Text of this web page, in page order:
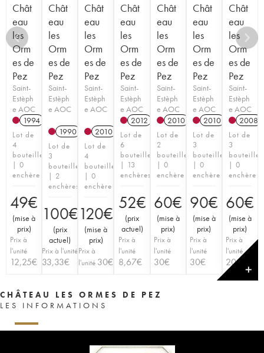
Chât
eau
les
Orm
es de
Pez
Saint-
Estèph
e AOC
1994
Lot de
4
bouteilles
| 0
enchère
49€
(mise à
prix)
Prix à
l'unité
12,25€
Chât
eau
les
Orm
es de
Pez
Saint-
Estèph
e AOC
1990
Lot de
3
bouteilles
| 2
enchères
100€
(prix
actuel)
Prix à l'unité
33,33€
Chât
eau
les
Orm
es de
Pez
Saint-
Estèph
e AOC
2010
Lot de
4
bouteilles
| 0
enchère
120€
(mise à
prix)
Prix à
l'unité 30€
Chât
eau
les
Orm
es de
Pez
Saint-
Estèph
e AOC
2012
Lot de
6
bouteilles
| 13
enchères
52€
(prix
actuel)
Prix à
l'unité
8,67€
Chât
eau
les
Orm
es de
Pez
Saint-
Estèph
e AOC
2010
Lot de
2
bouteilles
| 0
enchère
60€
(mise à
prix)
Prix à
l'unité
30€
Chât
eau
les
Orm
es de
Pez
Saint-
Estèph
e AOC
2010
Lot de
3
bouteilles
| 0
enchère
90€
(mise à
prix)
Prix à
l'unité
30€
Chât
eau
les
Orm
es de
Pez
Saint-
Estèph
e AOC
2008
Lot de
3
bouteilles
| 0
enchère
60€
(mise à
prix)
Prix à
l'unité
20€
✕
CHÂTEAU LES ORMES DE PEZ
LES INFORMATIONS